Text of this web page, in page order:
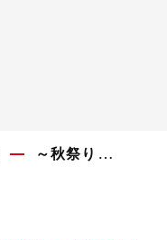
～秋祭り～鞆が一年で最も熱気にあふれた3日間